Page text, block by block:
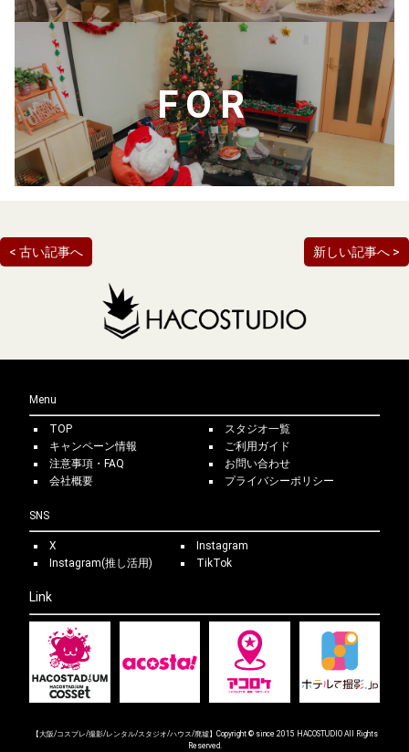
FOR
< 古い記事へ 新しい記事へ >
Menu
TOP
スタジオ一覧
キャンペーン情報
ご利用ガイド
注意事項・FAQ
お問い合わせ
会社概要
プライバシーポリシー
SNS
X
Instagram
Instagram(推し活用)
TikTok
Link
【大阪/コスプレ/撮影/レンタル/スタジオ/ハウス/廃墟】Copyright © since 2015 HACOSTUDIO All Rights
Reserved.